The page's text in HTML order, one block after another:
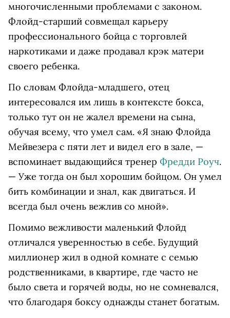
многочисленными проблемами с законом.
Флойд-старший совмещал карьеру
профессионального бойца с торговлей
наркотиками и даже продавал крэк матери
своего ребенка.
По словам Флойда-младшего, отец
интересовался им лишь в контексте бокса,
только тут он не жалел времени на сына,
обучая всему, что умел сам. «Я знаю Флойда
Мейвезера с пяти лет и видел его в зале, —
вспоминает выдающийся тренер Фредди Роуч.
— Уже тогда он был хорошим бойцом. Он умел
бить комбинации и знал, как двигаться. И
всегда был очень вежлив со мной».
Помимо вежливости маленький Флойд
отличался уверенностью в себе. Будущий
миллионер жил в одной комнате с семью
родственниками, в квартире, где часто не
было света и горячей воды, но не сомневался,
что благодаря боксу однажды станет богатым.